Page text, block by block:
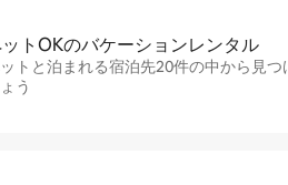
トOKのバ⁠ケ⁠ー⁠シ⁠ョ⁠ンレ⁠ン⁠タ⁠ル
トと泊まれる宿泊先20件の中から見つ
う